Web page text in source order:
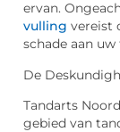
ervan.
vulling vereist
schade aan
De
Tandarts
gebied van